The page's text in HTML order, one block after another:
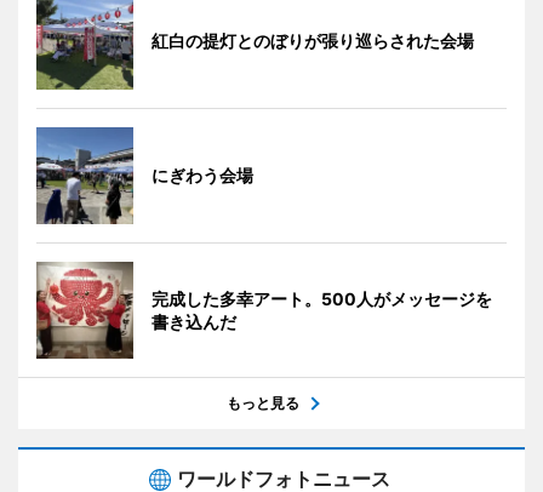
紅白の提灯とのぼりが張り巡らされた会場
にぎわう会場
完成した多幸アート。500人がメッセージを
書き込んだ
もっと見る
ワールドフォトニュース